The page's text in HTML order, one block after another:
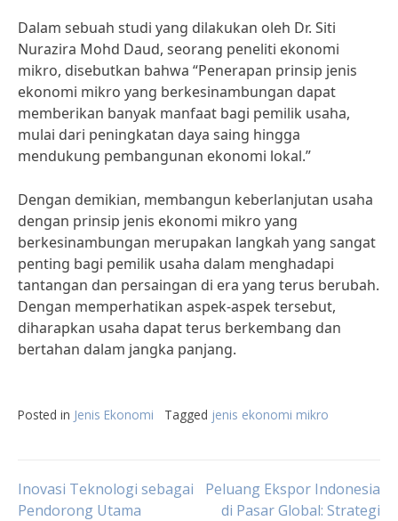
Dalam sebuah studi yang dilakukan oleh Dr. Siti
Nurazira Mohd Daud, seorang peneliti ekonomi
mikro, disebutkan bahwa “Penerapan prinsip jenis
ekonomi mikro yang berkesinambungan dapat
memberikan banyak manfaat bagi pemilik usaha,
mulai dari peningkatan daya saing hingga
mendukung pembangunan ekonomi lokal.”
Dengan demikian, membangun keberlanjutan usaha
dengan prinsip jenis ekonomi mikro yang
berkesinambungan merupakan langkah yang sangat
penting bagi pemilik usaha dalam menghadapi
tantangan dan persaingan di era yang terus berubah.
Dengan memperhatikan aspek-aspek tersebut,
diharapkan usaha dapat terus berkembang dan
bertahan dalam jangka panjang.
Posted in Jenis Ekonomi Tagged jenis ekonomi mikro
Post
Inovasi Teknologi sebagai
Pendorong Utama
Peluang Ekspor Indonesia
di Pasar Global: Strategi